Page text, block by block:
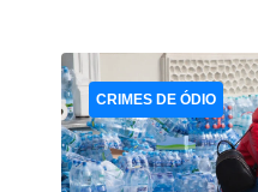
CRIMES DE ÓDIO